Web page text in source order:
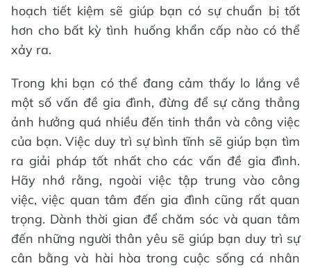
hoạch tiết kiệm sẽ giúp bạn có sự chuẩn bị tốt
hơn cho bất kỳ tình huống khẩn cấp nào có thể
xảy ra.
Trong khi bạn có thể đang cảm thấy lo lắng về
một số vấn đề gia đình, đừng để sự căng thẳng
ảnh hưởng quá nhiều đến tinh thần và công việc
của bạn. Việc duy trì sự bình tĩnh sẽ giúp bạn tìm
ra giải pháp tốt nhất cho các vấn đề gia đình.
Hãy nhớ rằng, ngoài việc tập trung vào công
việc, việc quan tâm đến gia đình cũng rất quan
trọng. Dành thời gian để chăm sóc và quan tâm
đến những người thân yêu sẽ giúp bạn duy trì sự
cân bằng và hài hòa trong cuộc sống cá nhân